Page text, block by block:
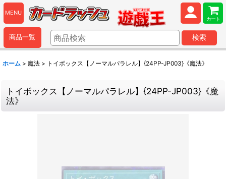
MENU
カート
商品一覧 検索
ホーム > 魔法 > トイボックス【ノーマルパラレル】{24PP-JP003}《魔法》
トイボックス【ノーマルパラレル】{24PP-JP003}《魔
法》